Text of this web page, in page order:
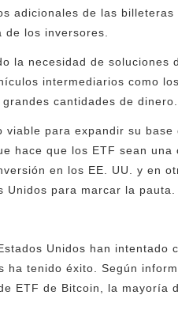
adicionales de las
los inversores.
la necesidad de soluciones
intermediarios como
cantidades de dinero.
viable para expandir su base
hace que los ETF sean una
en los EE. UU. y en
Unidos para marcar la pauta.
Unidos han intentado
ha tenido éxito. Según
ETF de Bitcoin, la mayoría